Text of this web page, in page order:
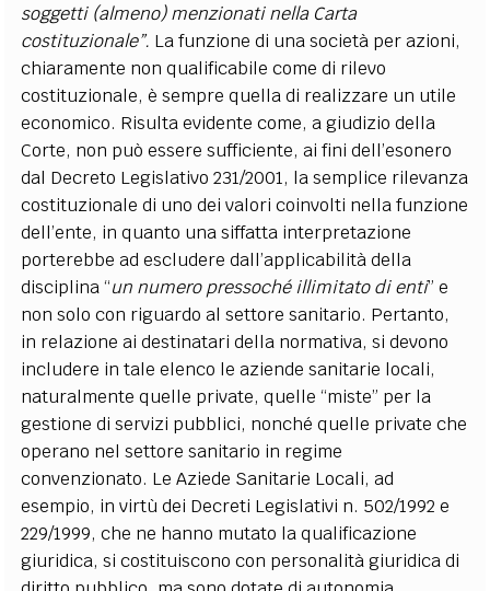
soggetti (almeno) menzionati nella Carta
costituzionale”. La funzione di una società per azioni,
chiaramente non qualificabile come di rilevo
costituzionale, è sempre quella di realizzare un utile
economico. Risulta evidente come, a giudizio della
Corte, non può essere sufficiente, ai fini dell’esonero
dal Decreto Legislativo 231/2001, la semplice rilevanza
costituzionale di uno dei valori coinvolti nella funzione
dell’ente, in quanto una siffatta interpretazione
porterebbe ad escludere dall’applicabilità della
disciplina “un numero pressoché illimitato di enti” e
non solo con riguardo al settore sanitario. Pertanto,
in relazione ai destinatari della normativa, si devono
includere in tale elenco le aziende sanitarie locali,
naturalmente quelle private, quelle “miste” per la
gestione di servizi pubblici, nonché quelle private che
operano nel settore sanitario in regime
convenzionato. Le Aziede Sanitarie Locali, ad
esempio, in virtù dei Decreti Legislativi n. 502/1992 e
229/1999, che ne hanno mutato la qualificazione
giuridica, si costituiscono con personalità giuridica di